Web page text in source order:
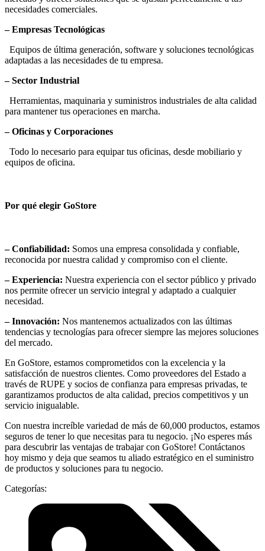
necesidades comerciales.
– Empresas Tecnológicas
Equipos de última generación, software y soluciones tecnológicas
adaptadas a las necesidades de tu empresa.
– Sector Industrial
Herramientas, maquinaria y suministros industriales de alta calidad
para mantener tus operaciones en marcha.
– Oficinas y Corporaciones
Todo lo necesario para equipar tus oficinas, desde mobiliario y
equipos de oficina.
Por qué elegir GoStore
– Confiabilidad: Somos una empresa consolidada y confiable,
reconocida por nuestra calidad y compromiso con el cliente.
– Experiencia: Nuestra experiencia con el sector público y privado
nos permite ofrecer un servicio integral y adaptado a cualquier
necesidad.
– Innovación: Nos mantenemos actualizados con las últimas
tendencias y tecnologías para ofrecer siempre las mejores soluciones
del mercado.
En GoStore, estamos comprometidos con la excelencia y la
satisfacción de nuestros clientes. Como proveedores del Estado a
través de RUPE y socios de confianza para empresas privadas, te
garantizamos productos de alta calidad, precios competitivos y un
servicio inigualable.
Con nuestra increíble variedad de más de 60,000 productos, estamos
seguros de tener lo que necesitas para tu negocio. ¡No esperes más
para descubrir las ventajas de trabajar con GoStore! Contáctanos
hoy mismo y deja que seamos tu aliado estratégico en el suministro
de productos y soluciones para tu negocio.
Categorías: